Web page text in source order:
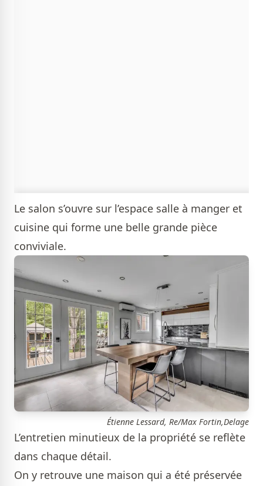
Le salon s’ouvre sur l’espace salle à manger et
cuisine qui forme une belle grande pièce
conviviale.
Étienne Lessard, Re/Max Fortin,Delage
L’entretien minutieux de la propriété se reflète
dans chaque détail.
On y retrouve une maison qui a été préservée